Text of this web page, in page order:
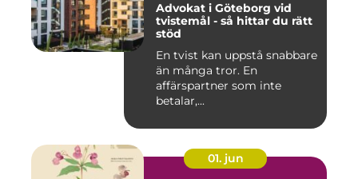
Advokat i Göteborg vid
tvistemål - så hittar du rätt
stöd
En tvist kan uppstå snabbare
än många tror. En
affärspartner som inte
betalar,...
01. jun